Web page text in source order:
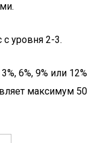
уровня 2-3.
6%, 9% или 12%
максимум 50